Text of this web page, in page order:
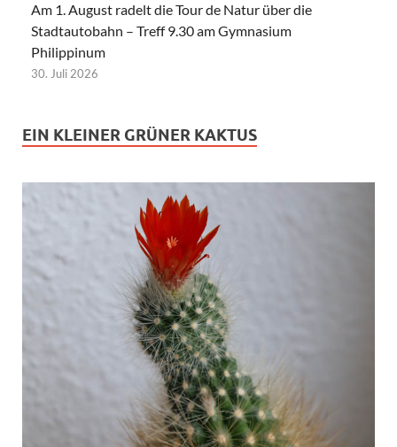
Am 1. August radelt die Tour de Natur über die
Stadtautobahn – Treff 9.30 am Gymnasium
Philippinum
30. Juli 2026
EIN KLEINER GRÜNER KAKTUS